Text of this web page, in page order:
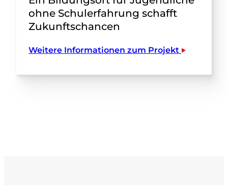
ohne Schulerfahrung schafft
Zukunftschancen
Weitere Informationen zum Projekt